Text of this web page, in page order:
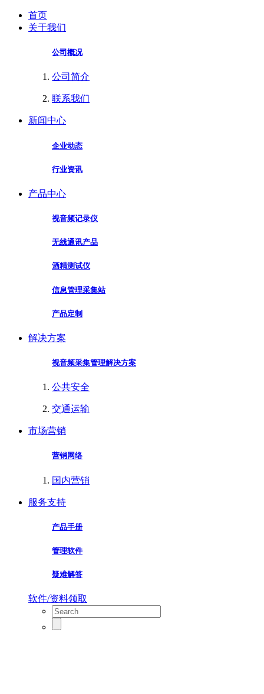
首页
关于我们
公司概况
公司简介
联系我们
新闻中心
企业动态
行业资讯
产品中心
视音频记录仪
无线通讯产品
酒精测试仪
信息管理采集站
产品定制
解决方案
视音频采集管理解决方案
公共安全
交通运输
市场营销
营销网络
国内营销
服务支持
产品手册
管理软件
疑难解答
软件/资料领取